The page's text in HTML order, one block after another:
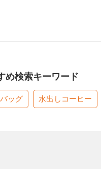
め検索キーワード
ッグ 水出しコーヒー